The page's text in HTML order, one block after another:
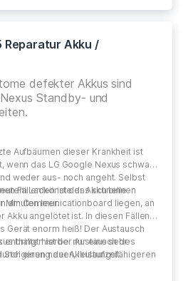
Reparatur Akku /
defekter Akkus sind
Standby- und
Aufbäumen dieser Krankheit ist
wenn das LG Google Nexus schwarz
weder aus- noch angeht. Selbst
Laden ist der Akku binnen
Minuten leer.
Fällen könnte das schnelle
am Communicationboard liegen, an
Akku angelötet ist. In diesen Fällen
Gerät enorm heiß! Der Austausch
bringt hierbei nur eine sehr
Steigerung der Akkulaufzeit.
enthalten ist der Austausch des
einen neuen, leistungsfähigeren